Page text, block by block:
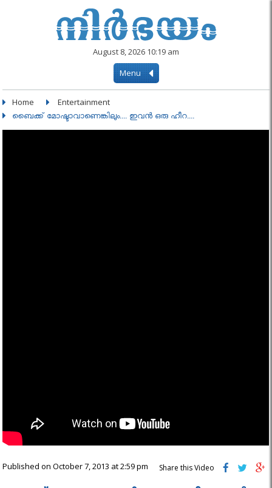
August 8, 2026 10:19 am
Menu
Home Entertainment
ബൈക്ക് മോഷ്ടാവാണെങ്കിലും.... ഇവൻ ഒരു ഹീറ....
Published on October 7, 2013 at 2:59 pm Share this Video